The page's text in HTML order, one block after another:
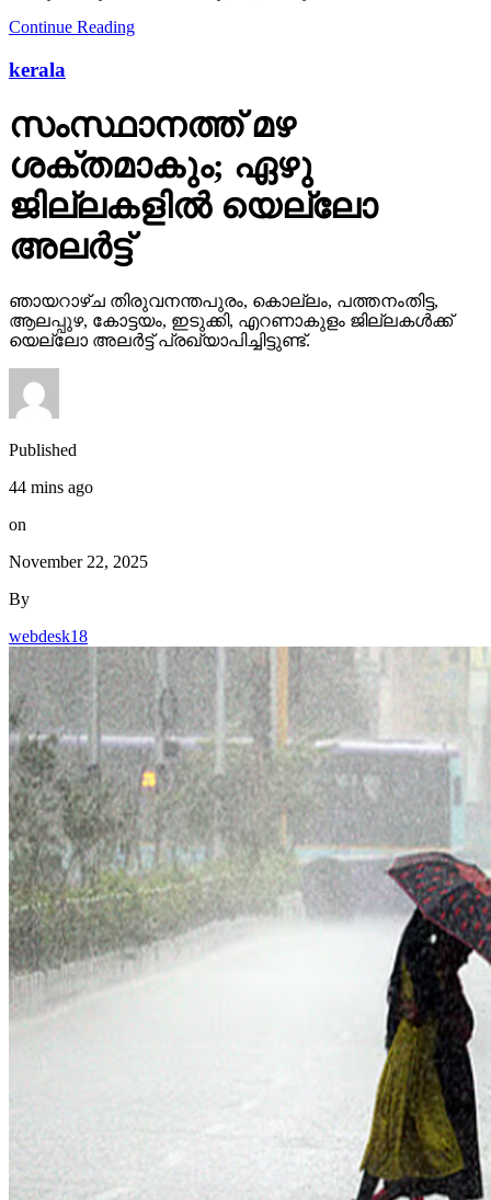
Continue Reading
kerala
സംസ്ഥാനത്ത് മഴ
ശക്തമാകും; ഏഴു
ജില്ലകളില്‍ യെല്ലോ
അലര്‍ട്ട്
ഞായറാഴ്ച തിരുവനന്തപുരം, കൊല്ലം, പത്തനംതിട്ട,
ആലപ്പുഴ, കോട്ടയം, ഇടുക്കി, എറണാകുളം ജില്ലകള്‍ക്ക്
യെല്ലോ അലര്‍ട്ട് പ്രഖ്യാപിച്ചിട്ടുണ്ട്.
Published
44 mins ago
on
November 22, 2025
By
webdesk18